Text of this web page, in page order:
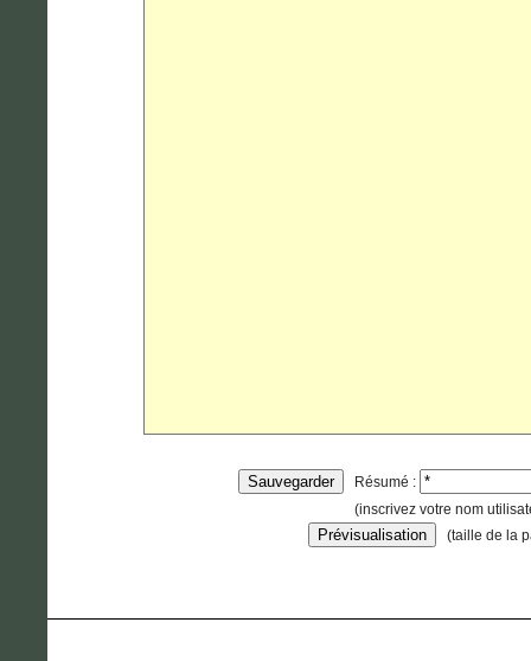
Résumé :
(inscrivez votre nom
(taille de la